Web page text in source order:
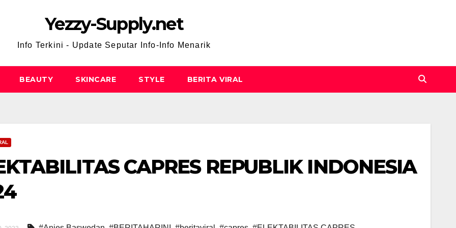
Yezzy-Supply.net
Info Terkini - Update Seputar Info-Info Menarik
BEAUTY SKINCARE STYLE BERITA VIRAL
CAPRES REPUBLIK INDONESIA